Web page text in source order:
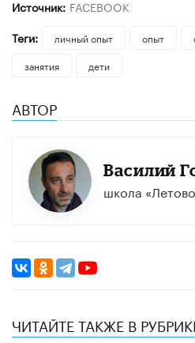
Источник: FACEBOOK
Теги:
личный опыт опыт
занятия
дети
АВТОР
Василий
школа
ЧИТАЙТЕ ТАКЖЕ В